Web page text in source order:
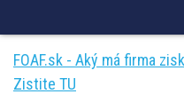
FOAF.sk - Aký má firma
Zistite TU